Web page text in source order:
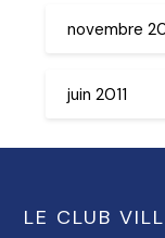
novembre
juin 2011
LE CLUB